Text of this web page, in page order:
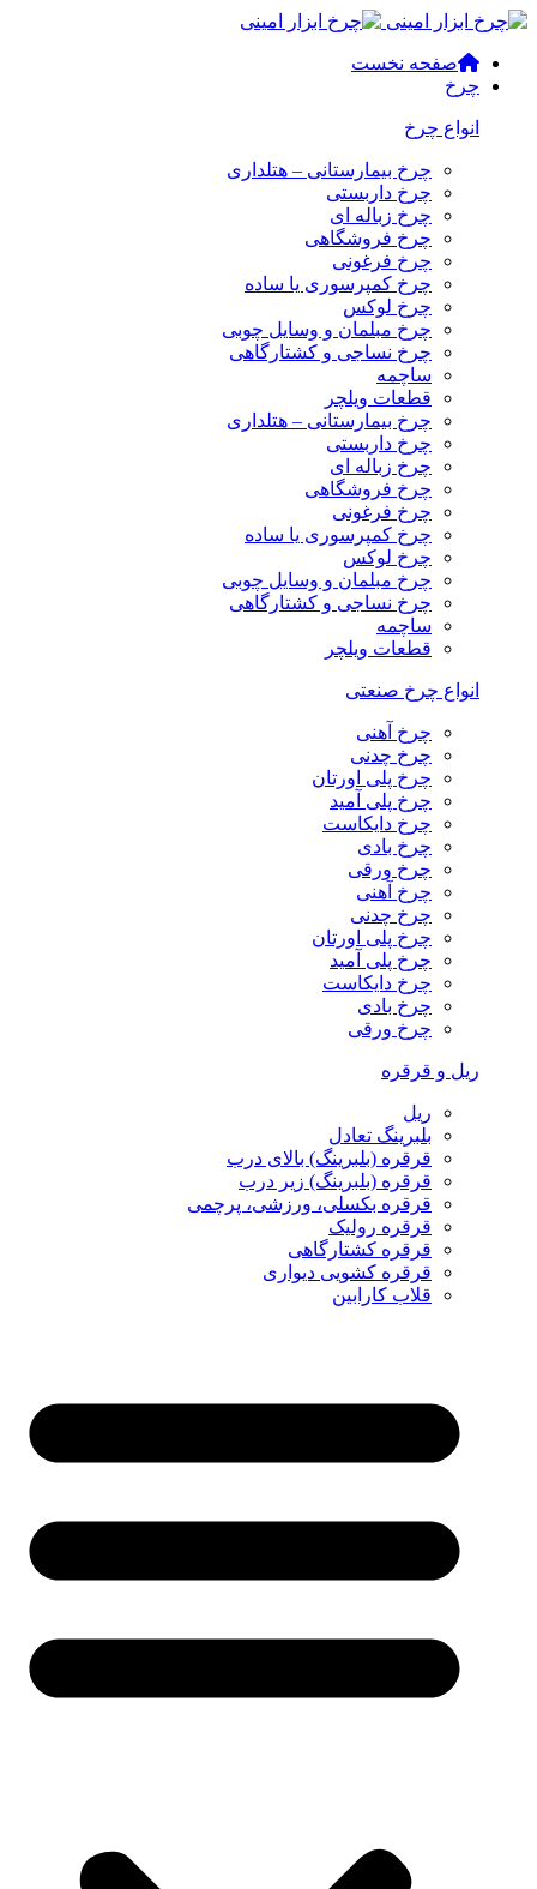
صفحه نخست
چرخ
انواع چرخ
چرخ بیمارستانی – هتلداری
چرخ داربستی
چرخ زباله ای
چرخ فروشگاهی
چرخ فرغونی
چرخ کمپرسوری یا ساده
چرخ لوکس
چرخ مبلمان و وسایل چوبی
چرخ نساجی و کشتارگاهی
ساچمه
قطعات ویلچر
چرخ بیمارستانی – هتلداری
چرخ داربستی
چرخ زباله ای
چرخ فروشگاهی
چرخ فرغونی
چرخ کمپرسوری یا ساده
چرخ لوکس
چرخ مبلمان و وسایل چوبی
چرخ نساجی و کشتارگاهی
ساچمه
قطعات ویلچر
انواع چرخ صنعتی
چرخ آهنی
چرخ چدنی
چرخ پلی اورتان
چرخ پلی آمید
چرخ دایکاست
چرخ بادی
چرخ ورقی
چرخ آهنی
چرخ چدنی
چرخ پلی اورتان
چرخ پلی آمید
چرخ دایکاست
چرخ بادی
چرخ ورقی
ریل و قرقره
ریل
بلبرینگ تعادل
قرقره (بلبرینگ) بالای درب
قرقره (بلبرینگ) زیر درب
قرقره بکسلی، ورزشی، پرچمی
قرقره رولیک
قرقره کشتارگاهی
قرقره کشویی دیواری
قلاب کارابین